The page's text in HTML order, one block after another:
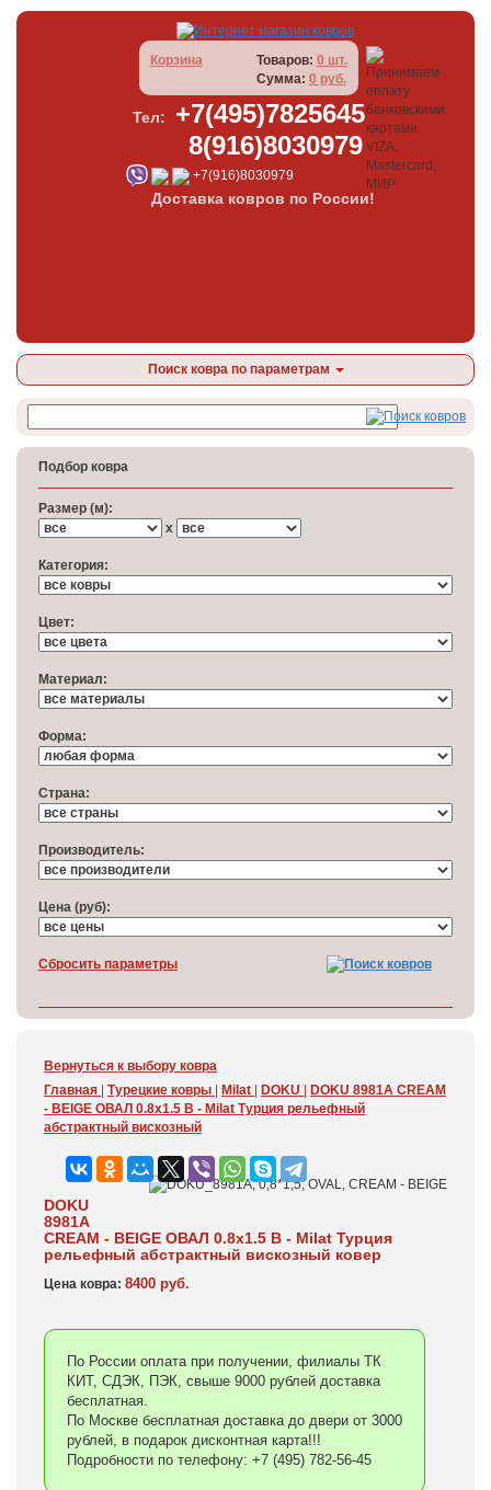
Корзина Товаров: 0 шт.
Сумма: 0 руб.
Тел:
+7(495)7825645
8(916)8030979
+7(916)8030979
Доставка ковров по России!
Поиск ковра по параметрам
Подбор ковра
Размер (м):
x
Категория:
Цвет:
Материал:
Форма:
Cтрана:
Производитель:
Цена (руб):
Cбросить параметры
Вернуться к выбору ковра
Главная
Турецкие ковры Milat DOKU
DOKU 8981A CREAM
- BEIGE ОВАЛ 0.8x1.5 В - Milat Турция рельефный
абстрактный вискозный
DOKU
8981A
CREAM - BEIGE ОВАЛ 0.8x1.5 В - Milat Турция
рельефный абстрактный вискозный ковер
Цена ковра: 8400 руб.
По России оплата при получении, филиалы ТК
КИТ, СДЭК, ПЭК, свыше 9000 рублей доставка
бесплатная.
По Москве бесплатная доставка до двери от 3000
рублей, в подарок дисконтная карта!!!
Подробности по телефону: +7 (495) 782-56-45